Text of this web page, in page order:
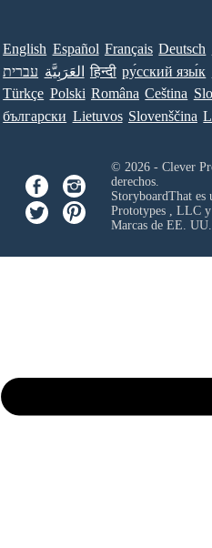
English Español Français Deutsch
עברית العَرَبِيَّة हिन्दी ру́сский язы́к
Türkçe Polski Româna Ceština
български Lietuvos Slovenščina
© 2026 - Clever
derechos.
StoryboardThat es
Prototypes , LLCy
Marcas de EE. UU.